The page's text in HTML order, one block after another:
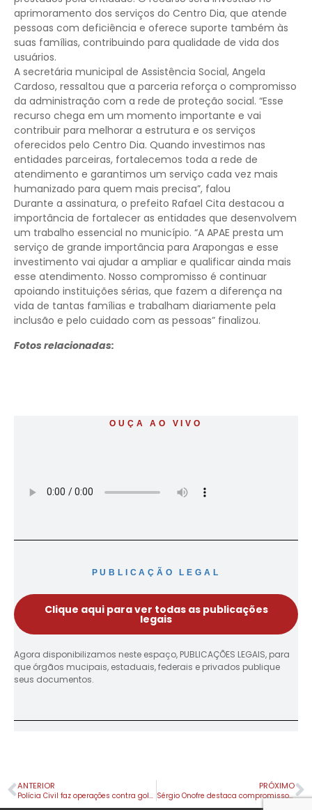
aprimoramento dos serviços do Centro Dia, que atende
pessoas com deficiência e oferece suporte também às
suas famílias, contribuindo para qualidade de vida dos
usuários.
A secretária municipal de Assistência Social, Angela
Cardoso, ressaltou que a parceria reforça o compromisso
da administração com a rede de proteção social. “Esse
recurso chega em um momento importante e vai
contribuir para melhorar a estrutura e os serviços
oferecidos pelo Centro Dia. Quando investimos nas
entidades parceiras, fortalecemos toda a rede de
atendimento e garantimos um serviço cada vez mais
humanizado para quem mais precisa”, falou
Durante a assinatura, o prefeito Rafael Cita destacou a
importância de fortalecer as entidades que desenvolvem
um trabalho essencial no município. “A APAE presta um
serviço de grande importância para Arapongas e esse
investimento vai ajudar a ampliar e qualificar ainda mais
esse atendimento. Nosso compromisso é continuar
apoiando instituições sérias, que fazem a diferença na
vida de tantas famílias e trabalham diariamente pela
inclusão e pelo cuidado com as pessoas” finalizou.
Fotos relacionadas:
OUÇA AO VIVO
PUBLICAÇÃO LEGAL
Clique aqui para ver todas as publicações
legais
Agora disponibilizamos neste espaço, PUBLICAÇÕES LEGAIS, para
que órgãos mucipais, estaduais, federais e privados publique
seus documentos.
ANTERIOR
Polícia Civil faz operações contra golpistas de iPhones e grupo suspeito de furtos em Apucarana
PRÓXIMO
Sérgio Onofre destaca compromisso com o fortalecimento do Norte do Paraná